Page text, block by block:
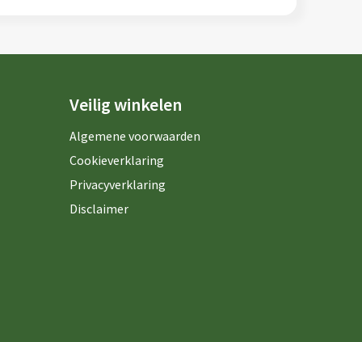
Veilig winkelen
Algemene voorwaarden
Cookieverklaring
Privacyverklaring
Disclaimer